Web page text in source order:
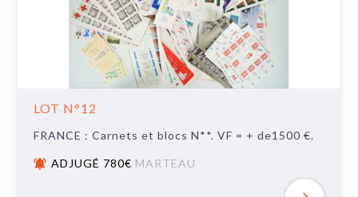
LOT N°12
FRANCE : Carnets et blocs N**. VF = + de1500 €.
ADJUGÉ 780€ MARTEAU